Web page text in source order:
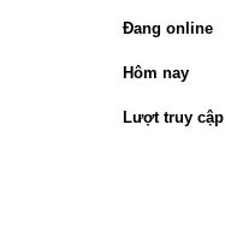
Đang online
Hôm nay
Lượt truy cập